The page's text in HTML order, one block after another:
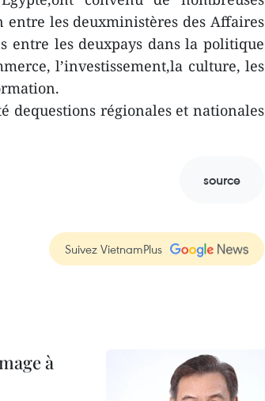
entre les deuxministères des Affaires
entre les deuxpays dans la politique
l’investissement,la culture, les
dequestions régionales et nationales
source
Suivez VietnamPlus
à